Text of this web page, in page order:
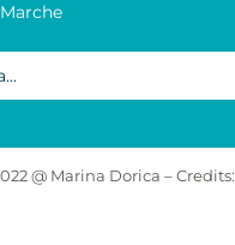
@ Marina Dorica – Credits: